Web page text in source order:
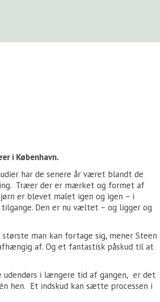
i København.
har de senere år været blandt de
Træer der er mærket og formet af
er blevet malet igen og igen – i
Den er nu væltet – og ligger og
man kan fortage sig, mener Steen
af. Og et fantastisk påskud til at
udendørs i længere tid af gangen, er det
hen. Et indskud kan sætte processen i